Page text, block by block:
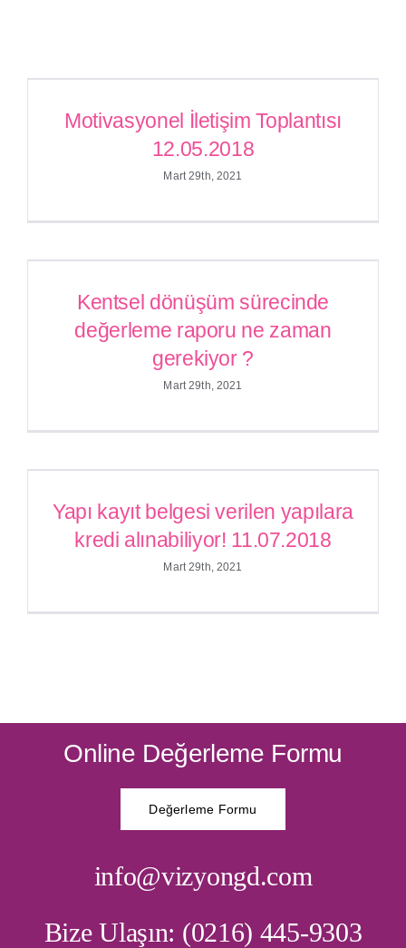
12.05.2018
Motivasyonel İletişim Toplantısı
12.05.2018
Mart 29th, 2021
Kentsel dönüşüm sürecinde
gerekiyor ?
Kentsel dönüşüm sürecinde
değerleme raporu ne zaman
gerekiyor ?
Mart 29th, 2021
Yapı kayıt belgesi verilen
11.07.2018
Yapı kayıt belgesi verilen yapılara
kredi alınabiliyor! 11.07.2018
Mart 29th, 2021
Online Değerleme Formu
Değerleme Formu
info@vizyongd.com
Bize Ulaşın: (0216) 445-9303